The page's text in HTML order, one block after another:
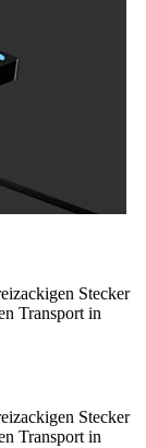
Stecker
Transport in
Stecker
Transport in